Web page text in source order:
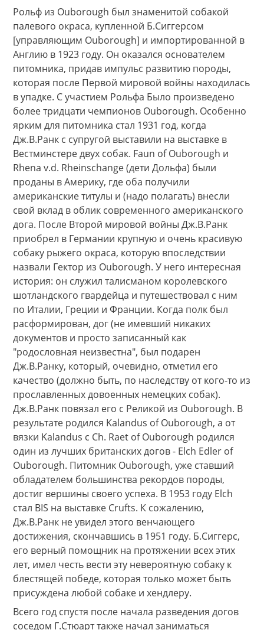
Рольф из Ouborough был знаменитой собакой
палевого окраса, купленной Б.Сиггерсом
[управляющим Ouborough] и импортированной в
Англию в 1923 году. Он оказался основателем
питомника, придав импульс развитию породы,
которая после Первой мировой войны находилась
в упадке. С участием Рольфа Было произведено
более тридцати чемпионов Ouborough. Особенно
ярким для питомника стал 1931 год, когда
Дж.В.Ранк с супругой выставили на выставке в
Вестминстере двух собак. Faun of Ouborough и
Rhena v.d. Rheinschange (дети Дольфа) были
проданы в Америку, где оба получили
американские титулы и (надо полагать) внесли
свой вклад в облик современного американского
дога. После Второй мировой войны Дж.В.Ранк
приобрел в Германии крупную и очень красивую
собаку рыжего окраса, которую впоследствии
назвали Гектор из Ouborough. У него интересная
история: он служил талисманом королевского
шотландского гвардейца и путешествовал с ним
по Италии, Греции и Франции. Когда полк был
расформирован, дог (не имевший никаких
документов и просто записанный как
"родословная неизвестна", был подарен
Дж.В.Ранку, который, очевидно, отметил его
качество (должно быть, по наследству от кого-то из
прославленных довоенных немецких собак).
Дж.В.Ранк повязал его с Реликой из Ouborough. В
результате родился Kalandus of Ouborough, а от
вязки Kalandus с Ch. Raet of Ouborough родился
один из лучших британских догов - Elch Edler of
Ouborough. Питомник Ouborough, уже ставший
обладателем большинства рекордов породы,
достиг вершины своего успеха. В 1953 году Elch
стал BIS на выставке Crufts. К сожалению,
Дж.В.Ранк не увидел этого венчающего
достижения, скончавшись в 1951 году. Б.Сиггерс,
его верный помощник на протяжении всех этих
лет, имел честь вести эту невероятную собаку к
блестящей победе, которая только может быть
присуждена любой собаке и хендлеру.
Всего год спустя после начала разведения догов
соседом Г.Стюарт также начал заниматься